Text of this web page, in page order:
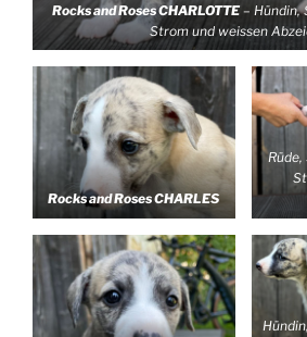
Rocks and Roses CHARLOTTE– Hündin,
Strom und weissen
Rocks and Roses CHARLES